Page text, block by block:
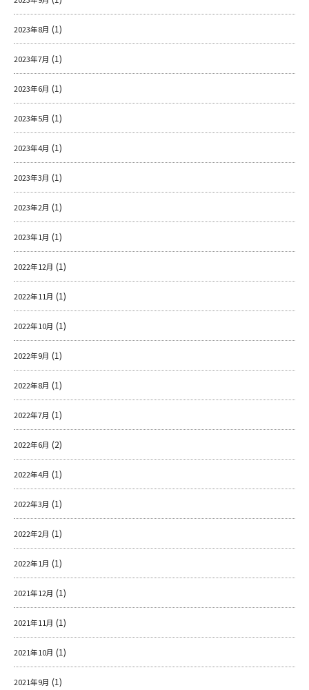
2023年8月 (1)
2023年7月 (1)
2023年6月 (1)
2023年5月 (1)
2023年4月 (1)
2023年3月 (1)
2023年2月 (1)
2023年1月 (1)
2022年12月 (1)
2022年11月 (1)
2022年10月 (1)
2022年9月 (1)
2022年8月 (1)
2022年7月 (1)
2022年6月 (2)
2022年4月 (1)
2022年3月 (1)
2022年2月 (1)
2022年1月 (1)
2021年12月 (1)
2021年11月 (1)
2021年10月 (1)
2021年9月 (1)